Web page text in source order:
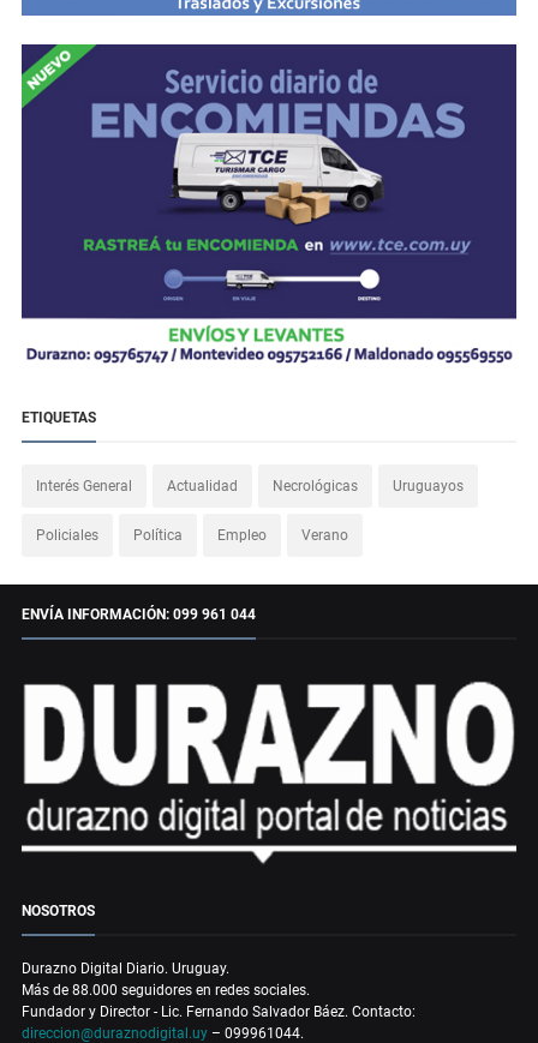
ETIQUETAS
Interés General Actualidad Necrológicas Uruguayos
Policiales Política Empleo Verano
ENVÍA INFORMACIÓN: 099 961 044
NOSOTROS
Durazno Digital Diario. Uruguay.
Más de 88.000 seguidores en redes sociales.
Fundador y Director - Lic. Fernando Salvador Báez. Contacto:
direccion@duraznodigital.uy – 099961044.